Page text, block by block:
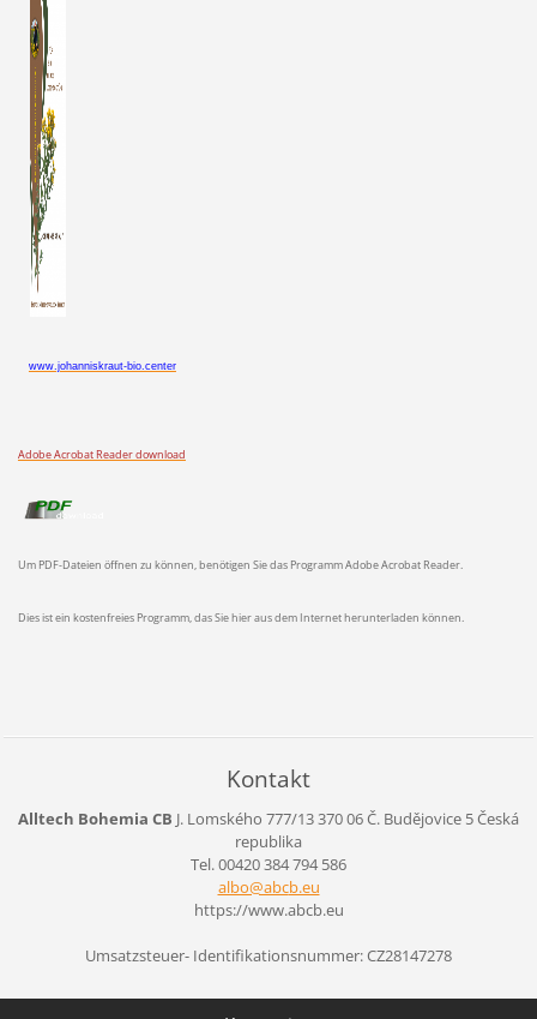
www.johanniskraut-bio.center
Adobe Acrobat Reader download
Um PDF-Dateien öffnen zu können, benötigen Sie das Programm Adobe Acrobat Reader.
Dies ist ein kostenfreies Programm, das Sie hier aus dem Internet herunterladen können.
Kontakt
Alltech Bohemia CB J. Lomského 777/13370 06 Č. Budějovice 5Česká
republika
Tel. 00420 384 794 586
albo@abcb.eu
https://www.abcb.eu
Umsatzsteuer- Identifikationsnummer: CZ28147278